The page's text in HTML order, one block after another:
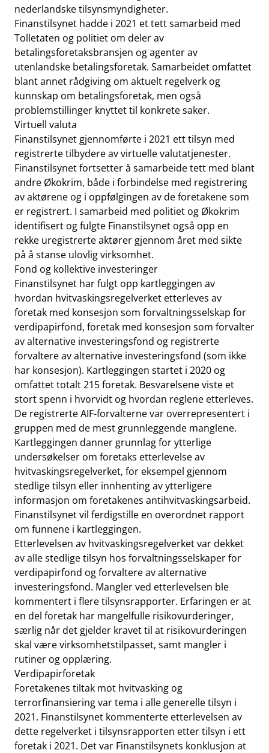
nederlandske tilsynsmyndigheter.
Finanstilsynet hadde i 2021 et tett samarbeid med
Tolletaten og politiet om deler av
betalingsforetaksbransjen og agenter av
utenlandske betalingsforetak. Samarbeidet omfattet
blant annet rådgiving om aktuelt regelverk og
kunnskap om betalingsforetak, men også
problemstillinger knyttet til konkrete saker.
Virtuell valuta
Finanstilsynet gjennomførte i 2021 ett tilsyn med
registrerte tilbydere av virtuelle valutatjenester.
Finanstilsynet fortsetter å samarbeide tett med blant
andre Økokrim, både i forbindelse med registrering
av aktørene og i oppfølgingen av de foretakene som
er registrert. I samarbeid med politiet og Økokrim
identifisert og fulgte Finanstilsynet også opp en
rekke uregistrerte aktører gjennom året med sikte
på å stanse ulovlig virksomhet.
Fond og kollektive investeringer
Finanstilsynet har fulgt opp kartleggingen av
hvordan hvitvaskingsregelverket etterleves av
foretak med konsesjon som forvaltningsselskap for
verdipapirfond, foretak med konsesjon som forvalter
av alternative investeringsfond og registrerte
forvaltere av alternative investeringsfond (som ikke
har konsesjon). Kartleggingen startet i 2020 og
omfattet totalt 215 foretak. Besvarelsene viste et
stort spenn i hvorvidt og hvordan reglene etterleves.
De registrerte AIF-forvalterne var overrepresentert i
gruppen med de mest grunnleggende manglene.
Kartleggingen danner grunnlag for ytterlige
undersøkelser om foretaks etterlevelse av
hvitvaskingsregelverket, for eksempel gjennom
stedlige tilsyn eller innhenting av ytterligere
informasjon om foretakenes antihvitvaskingsarbeid.
Finanstilsynet vil ferdigstille en overordnet rapport
om funnene i kartleggingen.
Etterlevelsen av hvitvaskingsregelverket var dekket
av alle stedlige tilsyn hos forvaltningsselskaper for
verdipapirfond og forvaltere av alternative
investeringsfond. Mangler ved etterlevelsen ble
kommentert i flere tilsynsrapporter. Erfaringen er at
en del foretak har mangelfulle risikovurderinger,
særlig når det gjelder kravet til at risikovurderingen
skal være virksomhetstilpasset, samt mangler i
rutiner og opplæring.
Verdipapirforetak
Foretakenes tiltak mot hvitvasking og
terrorfinansiering var tema i alle generelle tilsyn i
2021. Finanstilsynet kommenterte etterlevelsen av
dette regelverket i tilsynsrapporten etter tilsyn i ett
foretak i 2021. Det var Finanstilsynets konklusjon at